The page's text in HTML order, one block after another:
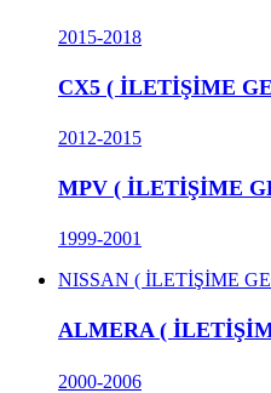
2015-2018
CX5 ( İLETİŞİME
2012-2015
MPV ( İLETİŞİME
1999-2001
NISSAN ( İLETİŞİME
ALMERA (
2000-2006